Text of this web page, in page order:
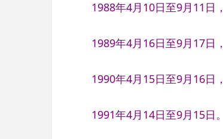
1988年4月10日至9月11日，
1989年4月16日至9月17日，
1990年4月15日至9月16日，
1991年4月14日至9月15日。